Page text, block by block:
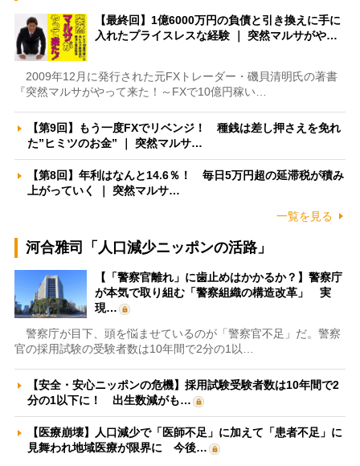
【最終回】1億6000万円の負債と引き換えに手に
入れたプライスレスな経験 ｜ 突然マルサがや…
2009年12月に発行された元FXトレーダー・磯貝清明氏の著書
『突然マルサがやって来た！～FXで10億円稼い…
【第9回】もう一度FXでリベンジ！ 種銭は差し押さえを免れ
た”ヒミツのお金” ｜ 突然マルサ…
【第8回】年利はなんと14.6％！ 毎日5万円超の延滞税が積み
上がっていく ｜ 突然マルサ…
一覧を見る
河合雅司「人口減少ニッポンの活路」
【「警察官離れ」に歯止めはかかるか？】警察庁
が本気で取り組む「警察組織の構造改革」 実
現…
警察庁が目下、頭を悩ませているのが「警察官不足」だ。警察
官の採用試験の受験者数は10年間で2分の1以…
【安全・安心ニッポンの危機】採用試験受験者数は10年間で2
分の1以下に！ 出生数減がも…
【医療崩壊】人口減少で「医師不足」に加えて「患者不足」に
見舞われ地域医療が限界に 今後…